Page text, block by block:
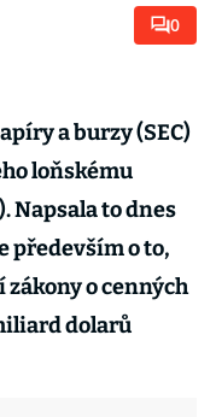
0
a burzy (SEC)
loňskému
Napsala to dnes
především o to,
o cenných
dolarů